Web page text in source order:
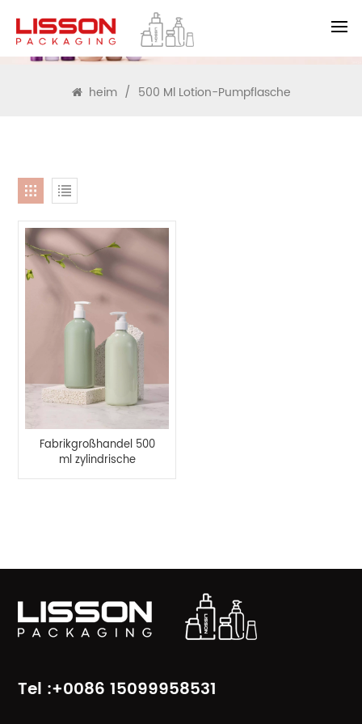
SUCHEN
heim / 500 Ml Lotion-Pumpflasche
Fabrikgroßhandel 500
ml zylindrische
Lotionspumpflasche-
Tel :+0086 15099958531